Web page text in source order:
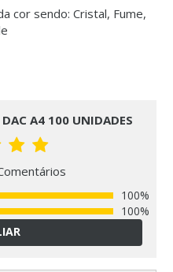
cor sendo: Cristal, Fume,
A4 100 UNIDADES
100%
100%